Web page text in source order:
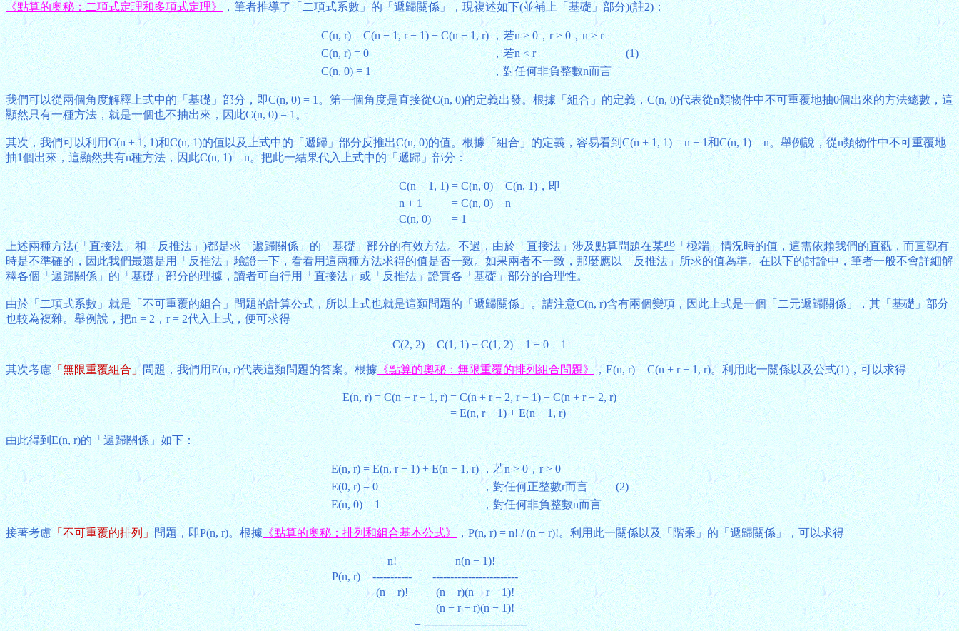
《點算的奧秘：二項式定理和多項式定理》，筆者推導了「二項式系數」的「遞歸關係」，現複述如下(並補上「基礎」部分)(註2)：
C(n, r) = C(n − 1, r − 1) + C(n − 1, r) ，若n > 0，r > 0，n ≥ r
(1)
C(n, r) = 0
，若n < r
C(n, 0) = 1
，對任何非負整數n而言
我們可以從兩個角度解釋上式中的「基礎」部分，即C(n, 0) = 1。第一個角度是直接從C(n, 0)的定義出發。根據「組合」的定義，C(n, 0)代表從n類物件中不可重覆地抽0個出來的方法總數，這
顯然只有一種方法，就是一個也不抽出來，因此C(n, 0) = 1。
其次，我們可以利用C(n + 1, 1)和C(n, 1)的值以及上式中的「遞歸」部分反推出C(n, 0)的值。根據「組合」的定義，容易看到C(n + 1, 1) = n + 1和C(n, 1) = n。舉例說，從n類物件中不可重覆地
抽1個出來，這顯然共有n種方法，因此C(n, 1) = n。把此一結果代入上式中的「遞歸」部分：
C(n + 1, 1) = C(n, 0) + C(n, 1)，即
n + 1
= C(n, 0) + n
C(n, 0)
= 1
上述兩種方法(「直接法」和「反推法」)都是求「遞歸關係」的「基礎」部分的有效方法。不過，由於「直接法」涉及點算問題在某些「極端」情況時的值，這需依賴我們的直觀，而直觀有
時是不準確的，因此我們最還是用「反推法」驗證一下，看看用這兩種方法求得的值是否一致。如果兩者不一致，那麼應以「反推法」所求的值為準。在以下的討論中，筆者一般不會詳細解
釋各個「遞歸關係」的「基礎」部分的理據，讀者可自行用「直接法」或「反推法」證實各「基礎」部分的合理性。
由於「二項式系數」就是「不可重覆的組合」問題的計算公式，所以上式也就是這類問題的「遞歸關係」。請注意C(n, r)含有兩個變項，因此上式是一個「二元遞歸關係」，其「基礎」部分
也較為複雜。舉例說，把n = 2，r = 2代入上式，便可求得
C(2, 2) = C(1, 1) + C(1, 2) = 1 + 0 = 1
其次考慮「無限重覆組合」問題，我們用E(n, r)代表這類問題的答案。根據《點算的奧秘：無限重覆的排列組合問題》，E(n, r) = C(n + r − 1, r)。利用此一關係以及公式(1)，可以求得
E(n, r) = C(n + r − 1, r) = C(n + r − 2, r − 1) + C(n + r − 2, r)
= E(n, r − 1) + E(n − 1, r)
由此得到E(n, r)的「遞歸關係」如下：
E(n, r) = E(n, r − 1) + E(n − 1, r) ，若n > 0，r > 0
(2)
E(0, r) = 0
，對任何正整數r而言
E(n, 0) = 1
，對任何非負整數n而言
接著考慮「不可重覆的排列」問題，即P(n, r)。根據《點算的奧秘：排列和組合基本公式》 ，P(n, r) = n! / (n − r)!。利用此一關係以及「階乘」的「遞歸關係」，可以求得
n!
n(n − 1)!
P(n, r) = ----------- =
------------------------
(n − r)!
(n − r)(n − r − 1)!
(n − r + r)(n − 1)!
= -----------------------------